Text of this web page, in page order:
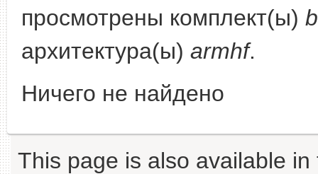
просмотрены комплект(ы)
архитектура(ы) armhf.
Ничего не найдено
This page is also available